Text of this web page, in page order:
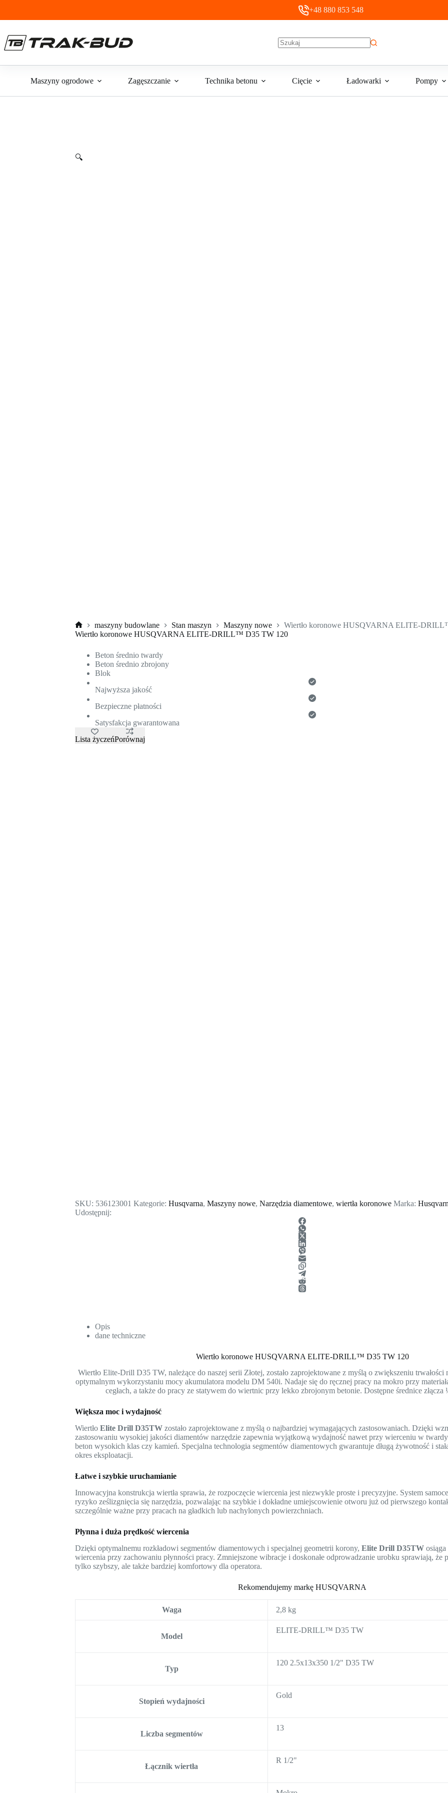
treści
+48 880 853 548
Maszyny ogrodowe Zagęszczanie Technika betonu Cięcie Ładowarki Pompy
🔍
Strona
maszyny budowlane Stan maszyn Maszyny nowe
Wiertło koronowe HUSQVARNA ELITE-
Wiertło koronowe HUSQVARNA ELITE-DRILL™ D35 TW 120
Beton średnio twardy
Beton średnio zbrojony
Blok
Najwyższa jakość
Bezpieczne płatności
Satysfakcja gwarantowana
Lista życzeńPorównaj
SKU: 536123001 Kategorie: Husqvarna, Maszyny nowe, Narzędzia diamentowe, wiertła koronowe Marka:
Udostępnij:
Opis
dane techniczne
Wiertło koronowe HUSQVARNA ELITE-DRILL™ D35 TW 120
Wiertło Elite-Drill D35 TW, należące do naszej serii Złotej, zostało zaprojektowane z myślą o zwiększeniu trwałości
optymalnym wykorzystaniu mocy akumulatora modelu DM 540i. Nadaje się do ręcznej pracy na mokro przy
cegłach, a także do pracy ze statywem do wiertnic przy lekko zbrojonym betonie. Dostępne średnice
Większa moc i wydajność
Wiertło Elite Drill D35TW zostało zaprojektowane z myślą o najbardziej wymagających zastosowaniach. Dzięki
zastosowaniu wysokiej jakości diamentów narzędzie zapewnia wyjątkową wydajność nawet przy wierceniu w
beton wysokich klas czy kamień. Specjalna technologia segmentów diamentowych gwarantuje długą żywotność i
okres eksploatacji.
Łatwe i szybkie uruchamianie
Innowacyjna konstrukcja wiertła sprawia, że rozpoczęcie wiercenia jest niezwykle proste i precyzyjne. System
ryzyko ześlizgnięcia się narzędzia, pozwalając na szybkie i dokładne umiejscowienie otworu już od pierwszego
szczególnie ważne przy pracach na gładkich lub nachylonych powierzchniach.
Płynna i duża prędkość wiercenia
Dzięki optymalnemu rozkładowi segmentów diamentowych i specjalnej geometrii korony, Elite Drill D35TW
wiercenia przy zachowaniu płynności pracy. Zmniejszone wibracje i doskonałe odprowadzanie urobku sprawiają, że
tylko szybszy, ale także bardziej komfortowy dla operatora.
Rekomendujemy markę HUSQVARNA
Waga 2,8 kg
Model
ELITE-DRILL™ D35 TW
Typ
120 2.5x13x350 1/2" D35 TW
Stopień wydajności
Gold
Liczba segmentów
13
Łącznik wiertła
R 1/2"